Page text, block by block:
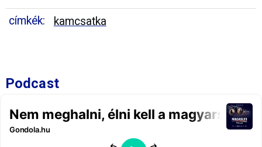
címkék: kamcsatka
Podcast